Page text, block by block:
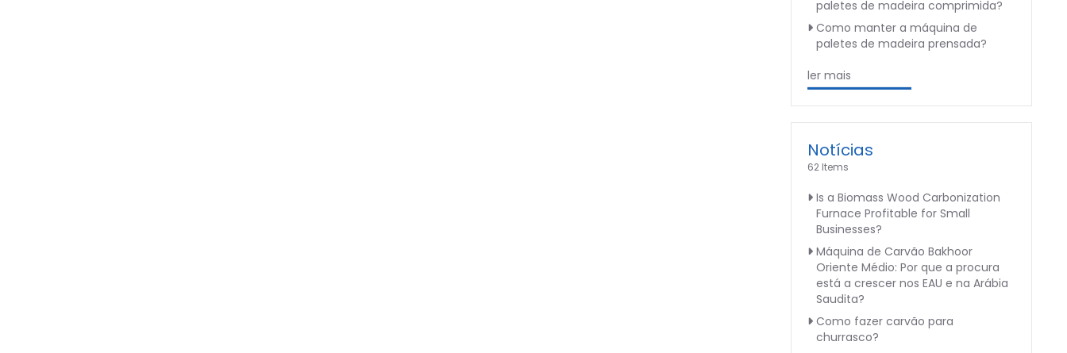
paletes de madeira comprimida?
Como manter a máquina de
paletes de madeira prensada?
ler mais
Notícias
62 Items
Is a Biomass Wood Carbonization
Furnace Profitable for Small
Businesses?
Máquina de Carvão Bakhoor
Oriente Médio: Por que a procura
está a crescer nos EAU e na Arábia
Saudita?
Como fazer carvão para
churrasco?